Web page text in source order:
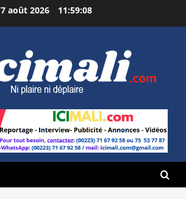
7 août 2026 11:59:09